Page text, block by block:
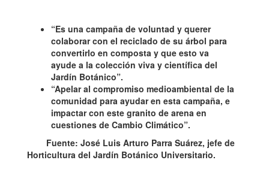
“Es una campaña de voluntad y querer
colaborar con el reciclado de su árbol para
convertirlo en composta y que esto va
ayude a la colección viva y científica del
Jardín Botánico”.
“Apelar al compromiso medioambiental de la
comunidad para ayudar en esta campaña, e
impactar con este granito de arena en
cuestiones de Cambio Climático”.
Fuente: José Luis Arturo Parra Suárez, jefe de
Horticultura del Jardín Botánico Universitario.